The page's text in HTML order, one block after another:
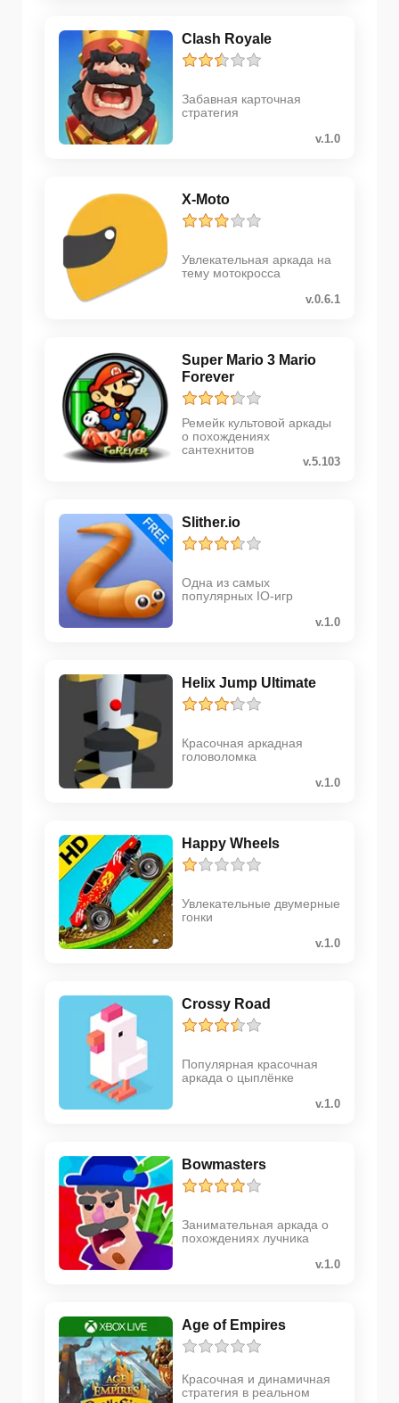
Clash Royale
Забавная карточная
стратегия
v.1.0
X-Moto
Увлекательная аркада на
тему мотокросса
v.0.6.1
Super Mario 3 Mario
Forever
Ремейк культовой аркады
о похождениях
сантехнитов
v.5.103
Slither.io
Одна из самых
популярных IO-игр
v.1.0
Helix Jump Ultimate
Красочная аркадная
головоломка
v.1.0
Happy Wheels
Увлекательные двумерные
гонки
v.1.0
Crossy Road
Популярная красочная
аркада о цыплёнке
v.1.0
Bowmasters
Занимательная аркада о
похождениях лучника
v.1.0
Age of Empires
Красочная и динамичная
стратегия в реальном